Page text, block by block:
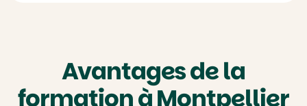
Avantages de la
formation à Montpellier